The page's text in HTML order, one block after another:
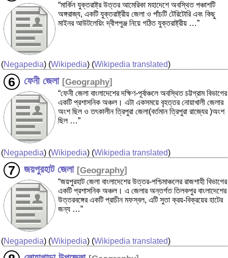
“মার্কিন যুক্তরাষ্ট্র উত্তর আমেরিকা মহাদেশে অবস্থিত পঞ্চাশটি
অঙ্গরাজ্য, একটি যুক্তরাষ্ট্রীয় জেলা ও পাঁচটি টেরিটোরি এবং কিছু
মাইনর আউটলেয়িং দ্বীপপুঞ্জ নিয়ে গঠিত যুক্তরাষ্ট্রীয় …”
(Negapedia) (Wikipedia) (Wikipedia translated)
ফেনী জেলা [Geography]
“ফেনী জেলা বাংলাদেশের দক্ষিণ-পূর্বাঞ্চলে অবস্থিত চট্টগ্রাম বিভাগের
একটি প্রশাসনিক অঞ্চল। এটা একসময়ে বৃহত্তর নোয়াখালী জেলার
অংশ ছিল ও তৎকালীন ত্রিপুরা জেলা(বর্তমান ত্রিপুরা রাজ্যের )অংশ
ছিল …”
(Negapedia) (Wikipedia) (Wikipedia translated)
জয়পুরহাট জেলা [Geography]
“জয়পুরহাট জেলা বাংলাদেশের উত্তর-পশ্চিমাঞ্চলের রাজশাহী বিভাগের
একটি প্রশাসনিক অঞ্চল। এ জেলার অন্তর্গত তিলকপুর বাংলাদেশের
উত্তরবঙ্গের একটি প্রাচীন মফস্বল, এটি সুতা ক্রয়-বিক্রয়ের হাটের
জন্য …”
(Negapedia) (Wikipedia) (Wikipedia translated)